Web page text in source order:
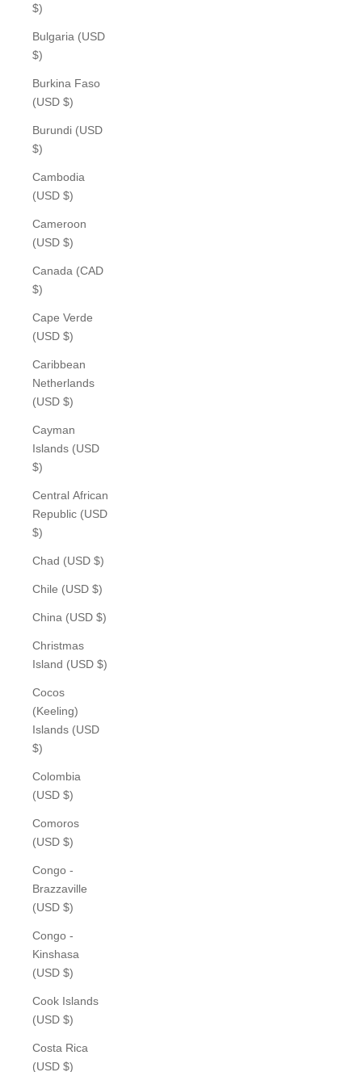
$)
Bulgaria (USD
$)
Burkina Faso
(USD $)
Burundi (USD
$)
Cambodia
(USD $)
Cameroon
(USD $)
Canada (CAD
$)
Cape Verde
(USD $)
Caribbean
Netherlands
(USD $)
Cayman
Islands (USD
$)
Central African
Republic (USD
$)
Chad (USD $)
Chile (USD $)
China (USD $)
Christmas
Island (USD $)
Cocos
(Keeling)
Islands (USD
$)
Colombia
(USD $)
Comoros
(USD $)
Congo -
Brazzaville
(USD $)
Congo -
Kinshasa
(USD $)
Cook Islands
(USD $)
Costa Rica
(USD $)